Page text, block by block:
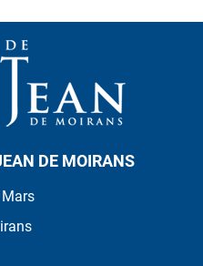
DE MOIRANS